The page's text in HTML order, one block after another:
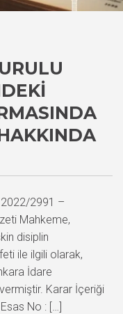
2022/2991 –
Mahkeme,
disiplin
ile ilgili olarak,
İdare
Karar İçeriği
No : […]